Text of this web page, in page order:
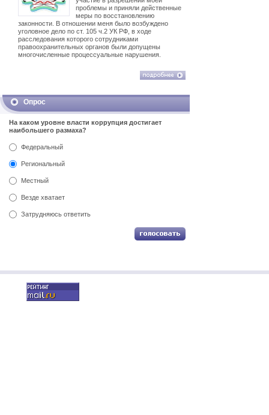
проблемы и приняли действенные
меры по восстановлению
законности. В отношении меня было возбуждено
уголовное дело по ст. 105 ч.2 УК РФ, в ходе
расследования которого сотрудниками
правоохранительных органов были допущены
многочисленные процессуальные нарушения.
Опрос
На каком уровне власти коррупция достигает
наибольшего размаха?
Федеральный
Региональный
Местный
Везде хватает
Затрудняюсь ответить